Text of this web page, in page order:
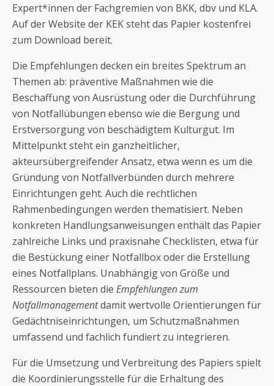
Expert*innen der Fachgremien von BKK, dbv und KLA.
Auf der Website der KEK steht das Papier kostenfrei
zum Download bereit.
Die Empfehlungen decken ein breites Spektrum an
Themen ab: präventive Maßnahmen wie die
Beschaffung von Ausrüstung oder die Durchführung
von Notfallübungen ebenso wie die Bergung und
Erstversorgung von beschädigtem Kulturgut. Im
Mittelpunkt steht ein ganzheitlicher,
akteursübergreifender Ansatz, etwa wenn es um die
Gründung von Notfallverbünden durch mehrere
Einrichtungen geht. Auch die rechtlichen
Rahmenbedingungen werden thematisiert. Neben
konkreten Handlungsanweisungen enthält das Papier
zahlreiche Links und praxisnahe Checklisten, etwa für
die Bestückung einer Notfallbox oder die Erstellung
eines Notfallplans. Unabhängig von Größe und
Ressourcen bieten die Empfehlungen zum
Notfallmanagementdamit wertvolle Orientierungen für
Gedächtniseinrichtungen, um Schutzmaßnahmen
umfassend und fachlich fundiert zu integrieren.
Für die Umsetzung und Verbreitung des Papiers spielt
die Koordinierungsstelle für die Erhaltung des